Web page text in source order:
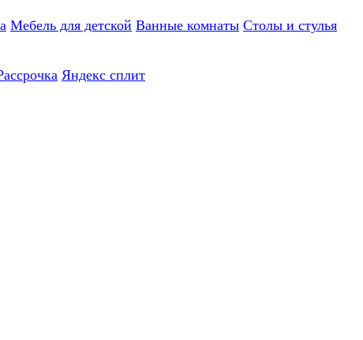
Мебель для детской Ванные комнаты Столы и стулья
Яндекс сплит